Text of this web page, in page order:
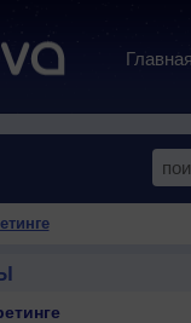
Главная